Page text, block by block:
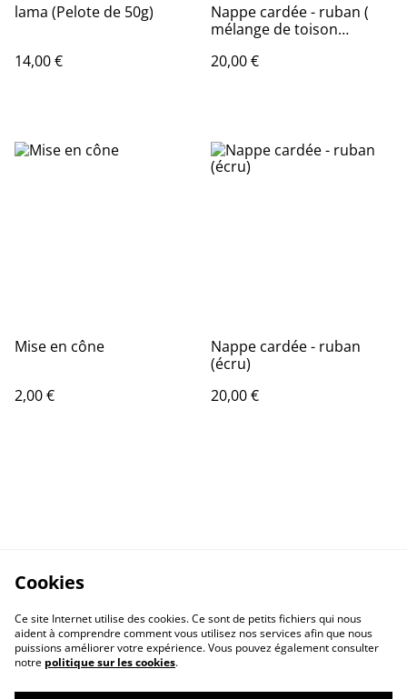
lama (Pelote de 50g)
14,00 €
Nappe cardée - ruban (
mélange de toison
20,00 €
Mise en cône
2,00 €
Nappe cardée - ruban
(écru)
20,00 €
Cookies
Ce site Internet utilise des cookies. Ce sont de petits fichiers qui nous
aident à comprendre comment vous utilisez nos services afin que nous
puissions améliorer votre expérience. Vous pouvez également consulter
notre politique sur les cookies.